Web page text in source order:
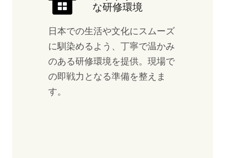
な研修環境
日本での生活や文化にスムーズ
に馴染めるよう、丁寧で温かみ
のある研修環境を提供。現場で
の即戦力となる準備を整えま
す。